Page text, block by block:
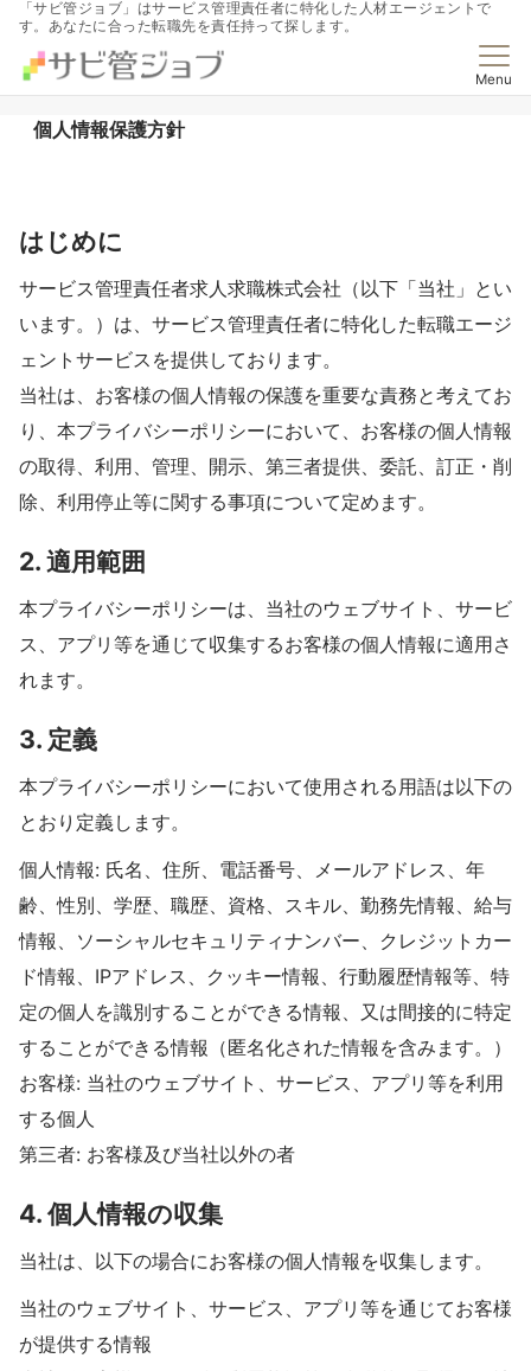
「サビ管ジョブ」はサービス管理責任者に特化した人材エージェントで
す。あなたに合った転職先を責任持って探します。
Menu
個人情報保護方針
はじめに
サービス管理責任者求人求職株式会社（以下「当社」とい
います。）は、サービス管理責任者に特化した転職エージ
ェントサービスを提供しております。
当社は、お客様の個人情報の保護を重要な責務と考えてお
り、本プライバシーポリシーにおいて、お客様の個人情報
の取得、利用、管理、開示、第三者提供、委託、訂正・削
除、利用停止等に関する事項について定めます。
2. 適用範囲
本プライバシーポリシーは、当社のウェブサイト、サービ
ス、アプリ等を通じて収集するお客様の個人情報に適用さ
れます。
3. 定義
本プライバシーポリシーにおいて使用される用語は以下の
とおり定義します。
個人情報: 氏名、住所、電話番号、メールアドレス、年
齢、性別、学歴、職歴、資格、スキル、勤務先情報、給与
情報、ソーシャルセキュリティナンバー、クレジットカー
ド情報、IPアドレス、クッキー情報、行動履歴情報等、特
定の個人を識別することができる情報、又は間接的に特定
することができる情報（匿名化された情報を含みます。）
お客様: 当社のウェブサイト、サービス、アプリ等を利用
する個人
第三者: お客様及び当社以外の者
4. 個人情報の収集
当社は、以下の場合にお客様の個人情報を収集します。
当社のウェブサイト、サービス、アプリ等を通じてお客様
が提供する情報